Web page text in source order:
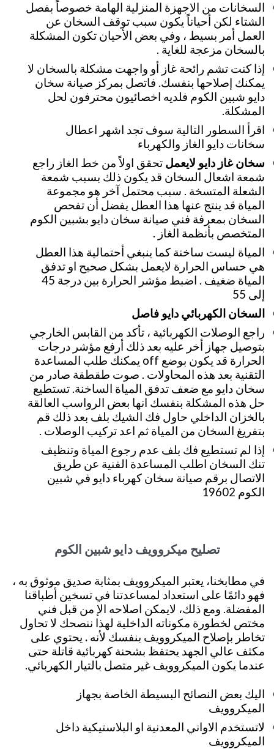
السخانات من الاجهزة المنزلية الهامة خصوصاً بفصل
الشتاء لكن أحياناً يكون سبب توقف السخان عن
العمل أمر بسيط ، وفي بعض الأحيان تكون المشكلة
بالسخان مزعجة للغاية .
إذا كنت تشم رائحة غاز أو واجهت مشكلة بالسخان لا
يمكنك إصلاحها بنفسك. فاتصل بمركز صيانة سخان
دايو شبين الكوم فلديه اخصائيون محترفون لحل
المشكلة.
اقرأ السطور التالية سوف تجد اشهر اعطال
سخانات دايو الغاز والكهرباء
سخان غاز دايو لايعمل تحقق اولاً من خط الغاز راجع
شمعة اشعال السخان قد يكون ذلك بسبب شمعة
الشعلة المتسخة . سبب محتمل آخر هو مجموعة
المياة قد ينتج عنها هذا العطل يفضل أن تفحص
السخان بمعرفة فني صيانة سخان دايو بشبين الكوم
المتخصص بأنظمة الغاز .
المياة ليست ساخنة كما ينبغي أحتمالية هذا العطل
هي حساس الحرارة لايعمل بشكل صحيح او تدفق
المياة ضغيف . اضبط مؤشر الحرارة بين درجة 45
إلى 55
السخان الكهربائي دايو فاصل
راجع الوصلات الكهربائية ، تأكد من القابس الخارجي
بتوصيل جهاز أخر عليه بعد ذلك أرفع مؤشر درجات
الحرارة قد يكون بوضع off يمكنك طلب المساعدة
التقنية بعد هذه المحاولات . صوت طقطقة صادر من
سخان دايو مع ضعف تدفق المياة الساخنة. تستطيع
حل هذه المشكلة بنفسك انها بعض الرواسب العالقة
بالخزان الداخلي حاول فك الشيك بلف بعد ذلك قم
بتفريغ السخان من المياة ثم اعد تركيب الوصلات .
إذا لم تستطيع فك بلف عدم رجوع المياة وتنظيف
تنك السخان اطلب المساعدة الفنية عن طريق
الاتصال برقم صيانة سخان كهرباء دايو في شبين
الكوم 19602
تصليح ميكروويف دايو شبين الكوم
في مطابخنا، يعتبر الميكروويف بمثابة صديق موثوق به ،
فهو دائمًا على استعداد لمساعدتنا في تسخين أطباقنا
المفضلة. ومع ذلك، لايمكن اصلاحه الإ من قبل فني
مختص لخطورة مكوناته الداخلية لهذا ننصحك لا تحاول
تخاطر بإصلاح الميكروويف بنفسك لأنه . يحتوي على
مكثف عالي الجهد يحتفظ بشحنة كهربائية قاتلة حتى
عندما يكون الميكروويف غير متصل بالتيار الكهربائي.
اليك بعض النصائح البسيطة الخاصة بجهاز
الميكروويف
لاتستخدم الاواني المعدنية او البلاستيكية داخل
الميكروويف